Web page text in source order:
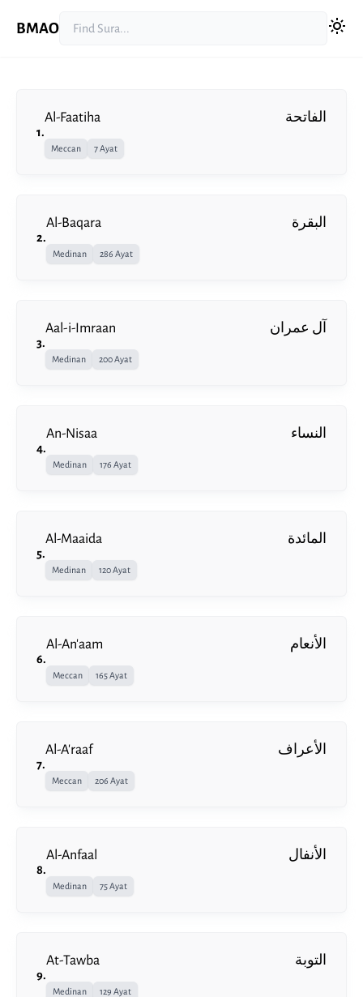
BMAO
1.
Al-Faatiha الفاتحة
Meccan 7 Ayat
2.
Al-Baqara البقرة
Medinan 286 Ayat
3.
Aal-i-Imraan آل عمران
Medinan 200 Ayat
4.
An-Nisaa النساء
Medinan 176 Ayat
5.
Al-Maaida المائدة
Medinan 120 Ayat
6.
Al-An'aam الأنعام
Meccan 165 Ayat
7.
Al-A'raaf الأعراف
Meccan 206 Ayat
8.
Al-Anfaal الأنفال
Medinan 75 Ayat
9.
At-Tawba التوبة
Medinan 129 Ayat